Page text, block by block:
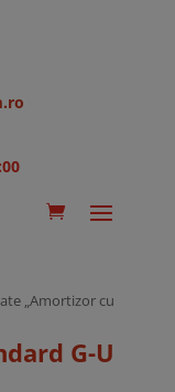
„Amortizor cu
G-U